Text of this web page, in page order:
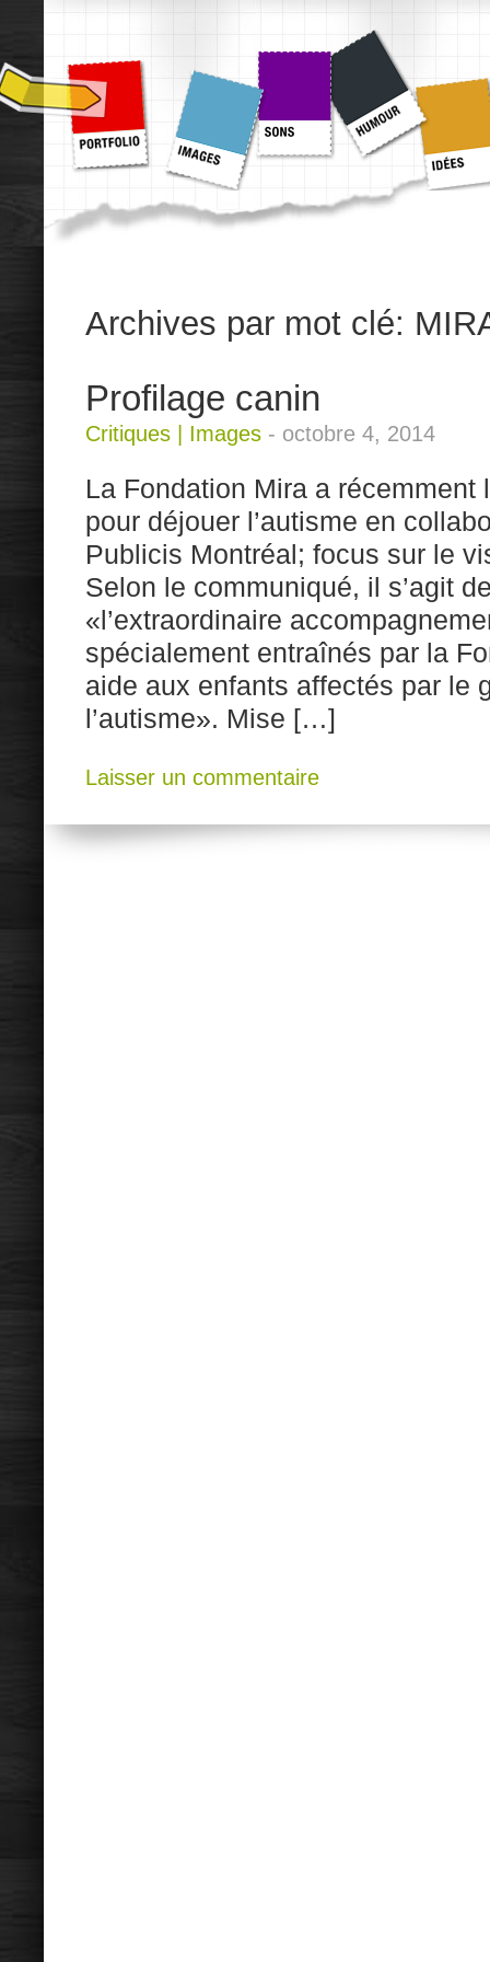
Archives par mot clé:
Profilage canin
Critiques Images - octobre 4, 2014
La Fondation Mira a
pour déjouer l’autisme en
Publicis Montréal; focus sur le
Selon le communiqué, il s’agit
«l’extraordinaire
spécialement entraînés par la
aide aux enfants affectés par le
l’autisme». Mise […]
Laisser un commentaire